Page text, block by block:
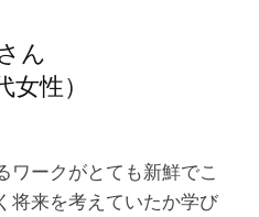
ん
女性）
ワークがとても新鮮でこ
将来を考えていたか学び